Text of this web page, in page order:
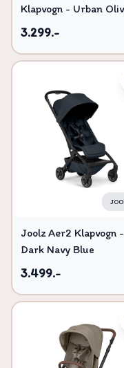
Klapvogn - Urban
3.299.-
Joolz Aer2 Klapvogn -
Dark Navy Blue
3.499.-